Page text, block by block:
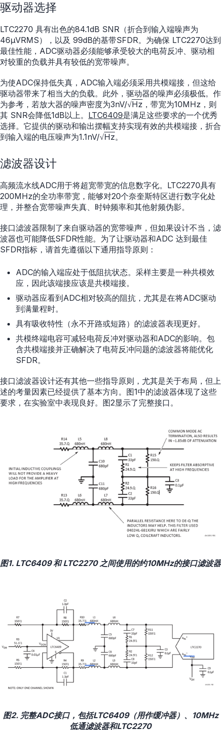
驱动器选择
LTC2270 具有出色的84.1dB SNR（折合到输入端噪声为
46µVRMS），以及 99dB的基带SFDR。为确保 LTC2270达到
最佳性能，ADC驱动器必须能够承受较大的电荷反冲、驱动相
对较重的负载并具有较低的宽带噪声。
为使ADC保持低失真，ADC输入端必须采用共模端接，但这给
驱动器带来了相当大的负载。此外，驱动器的噪声必须极低。作
为参考，若放大器的噪声密度为3nV/√Hz ，带宽为10MHz，则
其 SNR会降低1dB以上。 LTC6409是满足这些要求的一个优秀
选择。它提供的驱动和输出摆幅支持实现有效的共模端接，折合
到输入端的电压噪声为1.1nV/√Hz。
滤波器设计
高频流水线ADC用于将超宽带宽的信息数字化。LTC2270具有
200MHz的全功率带宽，能够对20个奈奎斯特区进行数字化处
理，并整合宽带噪声失真、时钟频率和其他射频伪影。
接口滤波器限制了来自驱动器的宽带噪声，但如果设计不当，滤
波器也可能降低SFDR性能。为了让驱动器和ADC 达到最佳
SFDR指标，请首先遵循以下通用指导原则：
ADC的输入端应处于低阻抗状态。采样主要是一种共模效
应，因此该端接应该是共模端接。
驱动器应看到ADC相对较高的阻抗，尤其是在将ADC驱动
到满量程时。
具有吸收特性（永不开路或短路）的滤波器表现更好。
共模终端电容可减轻电荷反冲对驱动器和ADC的影响。包
含共模端接并正确解决了电荷反冲问题的滤波器将能优化
SFDR。
接口滤波器设计还有其他一些指导原则，尤其是关于布局，但上
述的考量因素已经提供了基本方向。图1中的滤波器体现了这些
要求，在实验室中表现良好。图2显示了完整接口。
图1. LTC6409 和 LTC2270 之间使用的约10MHz的接口滤波器
图2. 完整ADC接口，包括LTC6409（用作缓冲器）、10MHz
低通滤波器和LTC2270